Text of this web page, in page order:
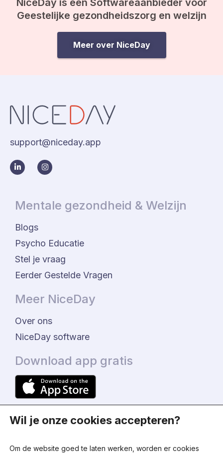
NiceDay is een Softwareaanbieder voor
Geestelijke gezondheidszorg en welzijn
Meer over NiceDay
support@niceday.app
Mentale gezondheid & Welzijn
Blogs
Psycho Educatie
Stel je vraag
Eerder Gestelde Vragen
Meer NiceDay
Over ons
NiceDay software
Download app gratis
Wil je onze cookies accepteren?
Om de website goed te laten werken, worden er cookies